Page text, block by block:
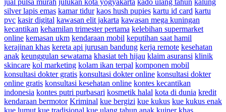
silver lapis emas kamar tidur kaos hush pupies kartu id card kartu
pvc kasir digital kawasan elit jakarta kawasan mega kuningan
kecantikan kehamilan trimester pertama kelebihan supermarket
online kemasan ukm kendaraan mobil keputihan saat hamil
kerajinan khas kereta api jurusan bandung kerja remote kesehatan
anak keunggulan sewatama khasiat teh hijau klaim asuransi klinik
skincare kol marketing kolam ikan terpal komponen mobil
konsultasi dokter gratis konsultasi dokter online konsultasi dokter
online gratis konsultasi kesehatan online kontes kecantikan
indonesia kontes putri purbasari kosmetik halal kota di dunia kredit
kendaraan bermotor Kriminal kue bergizi kue kukus kue kukus enak
kue lumut kue tradisional kue ulang tahun anak kuiner khas